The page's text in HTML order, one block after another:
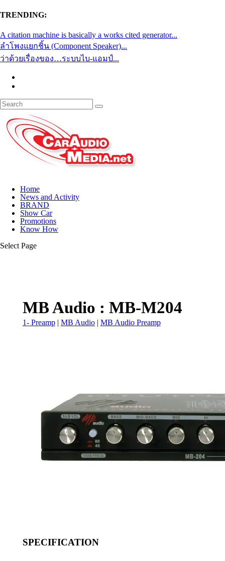
TRENDING:
A citation machine is basically a works cited generator...
ลำโพงแยกชิ้น (Component Speaker)...
ว่าด้วยเรื่องของ…ระบบไบ-แอมป์...
Home
News and Activity
BRAND
Show Car
Promotions
Know How
Select Page
MB Audio : MB-M204
1- Preamp| MB Audio| MB Audio Preamp
SPECIFICATION